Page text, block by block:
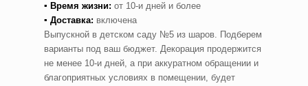
▪ Время жизни: от 10-и дней и более
▪ Доставка: включена
Выпускной в детском саду №5 из шаров. Подберем
варианты под ваш бюджет. Декорация продержится
не менее 10-и дней, а при аккуратном обращении и
благоприятных условиях в помещении, будет